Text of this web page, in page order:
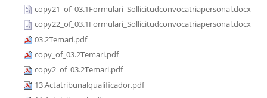
copy21_of_03.1Formulari_Sollicitudconvocatriapersonal.docx
copy22_of_03.1Formulari_Sollicitudconvocatriapersonal.docx
03.2Temari.pdf
copy_of_03.2Temari.pdf
copy2_of_03.2Temari.pdf
13.Actatribunalqualificador.pdf